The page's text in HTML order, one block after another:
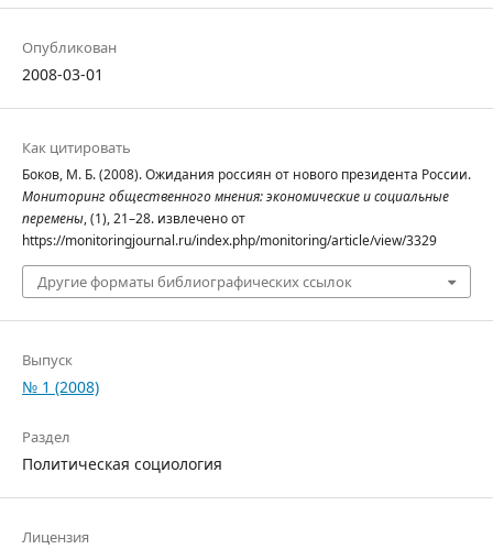
Опубликован
2008-03-01
Как цитировать
Боков, М. Б. (2008). Ожидания россиян от нового президента России.
Мониторинг общественного мнения: экономические и социальные
перемены, (1), 21–28. извлечено от
https://monitoringjournal.ru/index.php/monitoring/article/view/3329
Другие форматы библиографических ссылок
Выпуск
№ 1 (2008)
Раздел
Политическая социология
Лицензия